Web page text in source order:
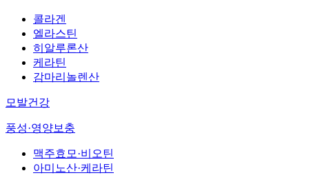
콜라겐
엘라스틴
히알루론산
케라틴
감마리놀렌산
모발건강
풍성·영양보충
맥주효모·비오틴
아미노산·케라틴